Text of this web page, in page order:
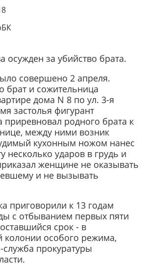
осужден за убийство брата.
совершено 2 апреля.
брат и сожительница
дома N 8 по ул. 3-я
застолья фигурант
приревновал родного брата к
между ними возник
кухонным ножом нанес
несколько ударов в грудь и
женщине не оказывать
и не вызывать
приговорили к 13 годам
с отбыванием первых пяти
срок - в
колонии особого режима,
прокуратуры